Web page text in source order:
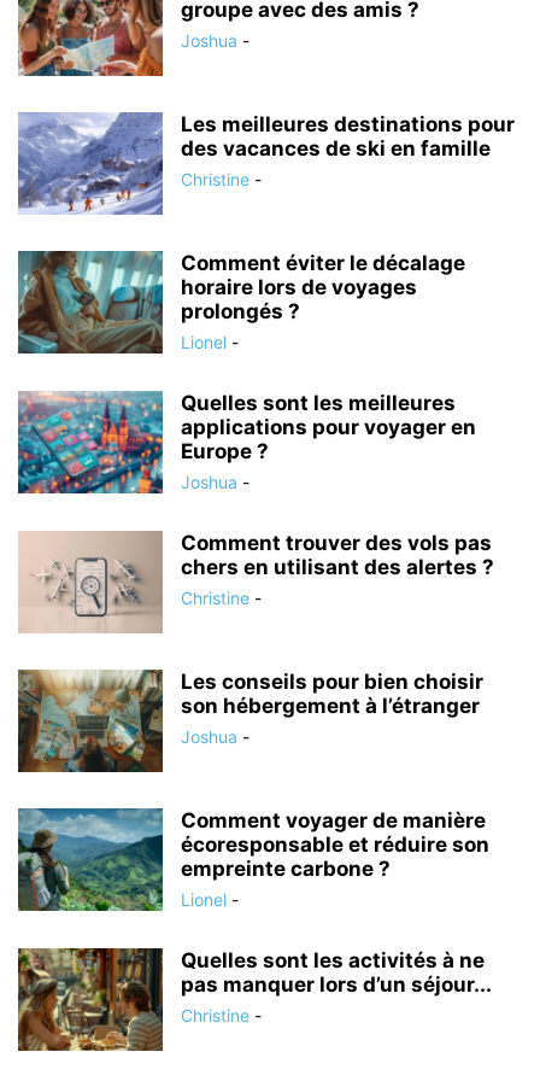
groupe avec des amis ?
Joshua -
Les meilleures destinations pour
des vacances de ski en famille
Christine -
Comment éviter le décalage
horaire lors de voyages
prolongés ?
Lionel -
Quelles sont les meilleures
applications pour voyager en
Europe ?
Joshua -
Comment trouver des vols pas
chers en utilisant des alertes ?
Christine -
Les conseils pour bien choisir
son hébergement à l’étranger
Joshua -
Comment voyager de manière
écoresponsable et réduire son
empreinte carbone ?
Lionel -
Quelles sont les activités à ne
pas manquer lors d’un séjour...
Christine -